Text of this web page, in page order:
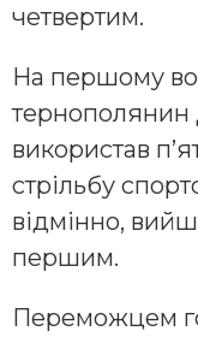
четвертим.
На першому
використав
стрільбу
відмінно,
першим.
Переможцем